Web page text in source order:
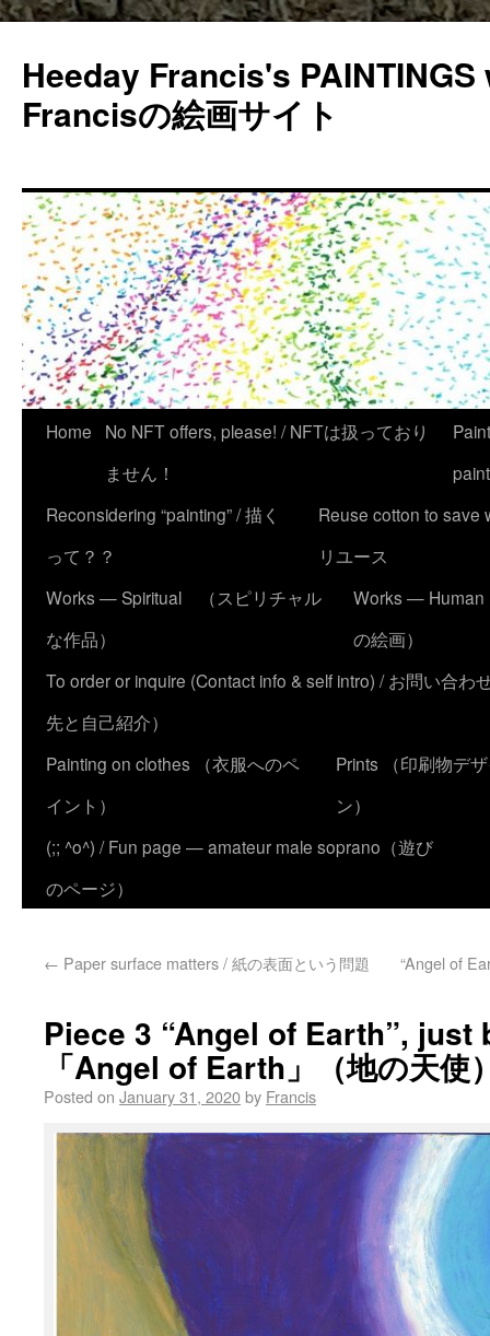
Heeday Francis's
Francisの絵画サイト
Home
No NFT offers, please! / NFTは扱っており
ません！
Reconsidering “painting” / 描く
って？？
Reuse cotton to save
リユース
Works — Spiritual （スピリチャル
な作品）
Works — Human
の絵画）
To order or inquire (Contact info & self intro) / お問い合わ
先と自己紹介）
Painting on clothes （衣服へのペ
イント）
Prints （印刷物デ
ン）
(;; ^o^) / Fun page — amateur male soprano（遊び
のページ）
← Paper surface matters / 紙の表面という問題 “Angel of
Piece 3 “Angel of Earth”, just
「Angel of Earth」（地の天使
Posted on January 31, 2020by Francis